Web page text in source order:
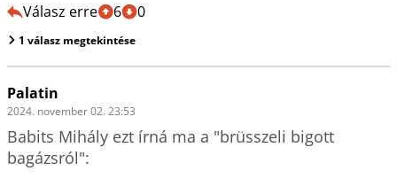
Válasz erre 6 0
1 válasz megtekintése
Palatin
2024. november 02. 23:53
Babits Mihály ezt írná ma a "brüsszeli bigott
bagázsról":